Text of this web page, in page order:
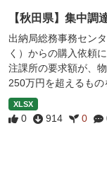
【秋田県】集中調
出納局総務事務セン
く）からの購入依頼
注課所の要求額が、
250万円を超えるもの
XLSX
0 914 0